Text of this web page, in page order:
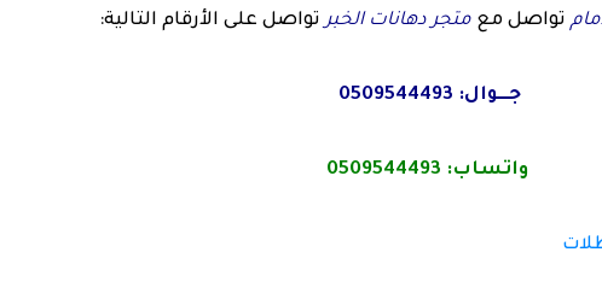
تواصل مع متجر دهانات الخبر تواصل على الأرقام التالية:
جـــوال: 0509544493
واتساب: 0509544493